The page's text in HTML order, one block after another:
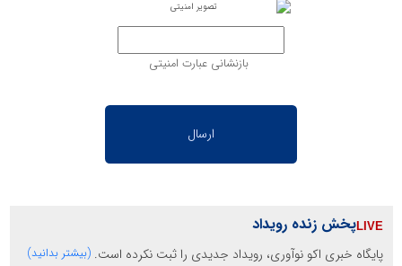
بازنشانی عبارت امنیتی
پخش زنده رویداد
پایگاه خبری اکو نوآوری، رویداد جدیدی را ثبت نکرده است. (بیشتر بدانید)